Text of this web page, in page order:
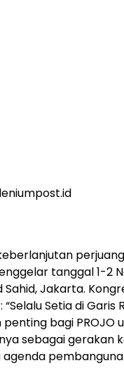
tanggal 1-2
Jakarta.
Setia di Garis
bagi
sebagai gerakan